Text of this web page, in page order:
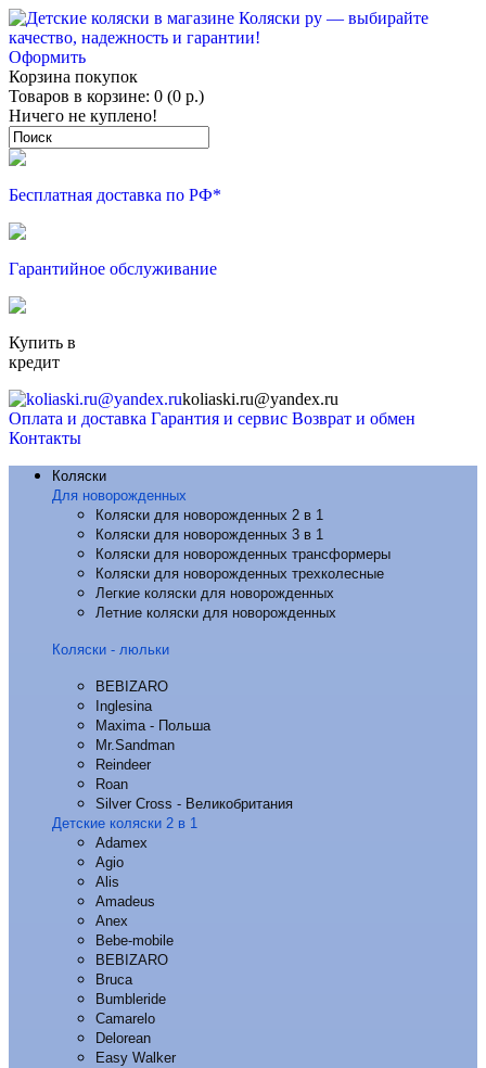
Оформить
Корзина покупок
Товаров в корзине: 0 (0 р.)
Ничего не куплено!
Бесплатная доставка по РФ*
Гарантийное обслуживание
Купить в
кредит
koliaski.ru@yandex.ru
Оплата и доставка Гарантия и сервис Возврат и обмен
Контакты
Коляски
Для новорожденных
Коляски для новорожденных 2 в 1
Коляски для новорожденных 3 в 1
Коляски для новорожденных трансформеры
Коляски для новорожденных трехколесные
Легкие коляски для новорожденных
Летние коляски для новорожденных
Коляски - люльки
BEBIZARO
Inglesina
Maxima - Польша
Mr.Sandman
Reindeer
Roan
Silver Cross - Великобритания
Детские коляски 2 в 1
Adamex
Agio
Alis
Amadeus
Anex
Bebe-mobile
BEBIZARO
Bruca
Bumbleride
Camarelo
Delorean
Easy Walker